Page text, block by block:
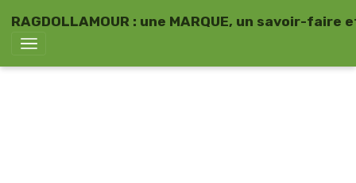
RAGDOLLAMOUR : une MARQUE, un savoir-faire